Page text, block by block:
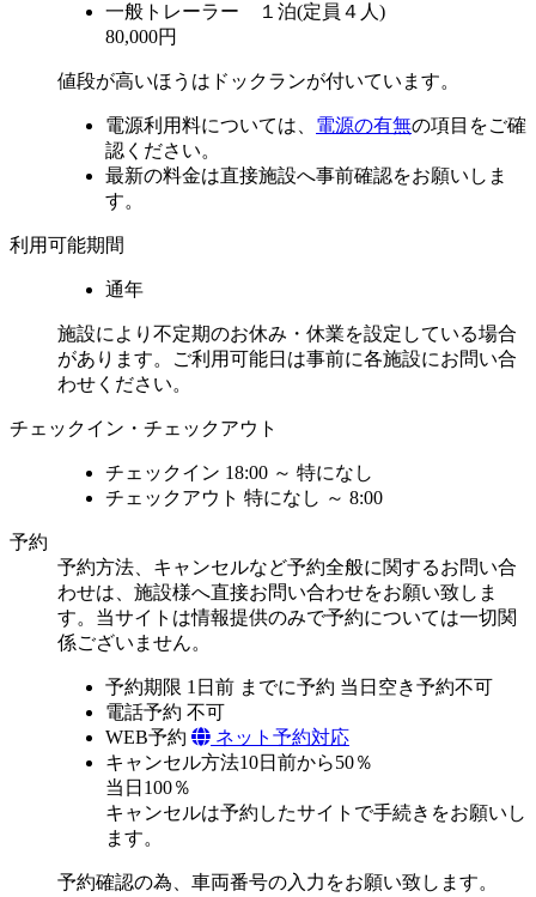
一般 トレーラー １泊(定員４人)
80,000円
値段が高いほうはドックランが付いています。
電源利用料については、 電源の有無の項目をご確
認ください。
最新の料金は直接施設へ事前確認をお願いしま
す。
利用可能期間
通年
施設により不定期のお休み・休業を設定している場合
があります。ご利用可能日は事前に各施設にお問い合
わせください。
チェックイン・チェックアウト
チェックイン 18:00 ～ 特になし
チェックアウト 特になし ～ 8:00
予約
予約方法、キャンセルなど予約全般に関するお問い合
わせは、施設様へ直接お問い合わせをお願い致しま
す。当サイトは情報提供のみで予約については一切関
係ございません。
予約期限 1日前 までに予約 当日空き予約不可
電話予約 不可
WEB予約
ネット予約対応
キャンセル方法10日前から50％
当日100％
キャンセルは予約したサイトで手続きをお願いし
ます。
予約確認の為、車両番号の入力をお願い致します。